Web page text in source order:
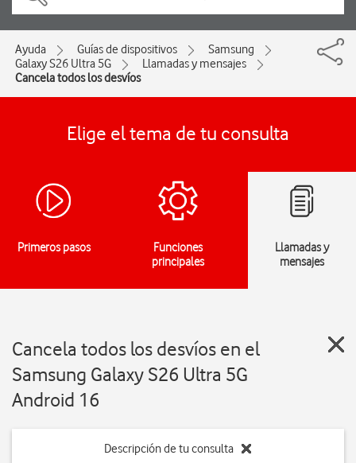
Ayuda Guías de dispositivos
Samsung
Galaxy S26 Ultra 5G
Llamadas y mensajes
Cancela todos los desvíos
Elige el tema de tu consulta
Primeros pasos
Funciones
principales
Llamadas y
mensajes
Cancela todos los desvíos en el
Samsung Galaxy S26 Ultra 5G
Android 16
Descripción de tu consulta